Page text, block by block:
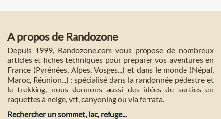
A propos de Randozone
Depuis 1999, Randozone.com vous propose de nombreux
articles et fiches techniques pour préparer vos aventures en
France (Pyrénées, Alpes, Vosges...) et dans le monde (Népal,
Maroc, Réunion...) : spécialisé dans la randonnée pédestre et
le trekking, nous donnons aussi des idées de sorties en
raquettes à neige, vtt, canyoning ou via ferrata.
Rechercher un sommet, lac, refuge...